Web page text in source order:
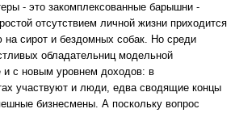
- это закомплексованные барышни -
отсутствием личной жизни приходится
на сирот и бездомных собак. Но среди
обладательниц модельной
с новым уровнем доходов: в
участвуют и люди, едва сводящие концы
бизнесмены. А поскольку вопрос